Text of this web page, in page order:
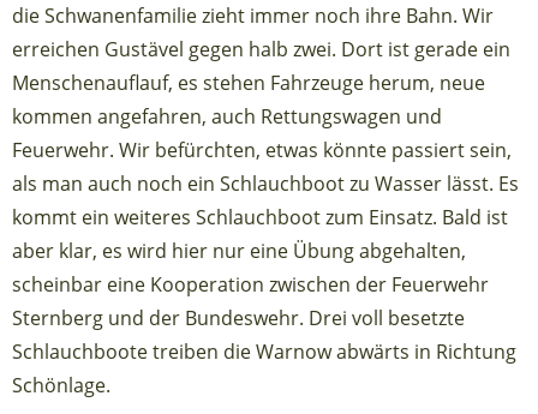
die Schwanenfamilie zieht immer noch ihre Bahn. Wir
erreichen Gustävel gegen halb zwei. Dort ist gerade ein
Menschenauflauf, es stehen Fahrzeuge herum, neue
kommen angefahren, auch Rettungswagen und
Feuerwehr. Wir befürchten, etwas könnte passiert sein,
als man auch noch ein Schlauchboot zu Wasser lässt. Es
kommt ein weiteres Schlauchboot zum Einsatz. Bald ist
aber klar, es wird hier nur eine Übung abgehalten,
scheinbar eine Kooperation zwischen der Feuerwehr
Sternberg und der Bundeswehr. Drei voll besetzte
Schlauchboote treiben die Warnow abwärts in Richtung
Schönlage.